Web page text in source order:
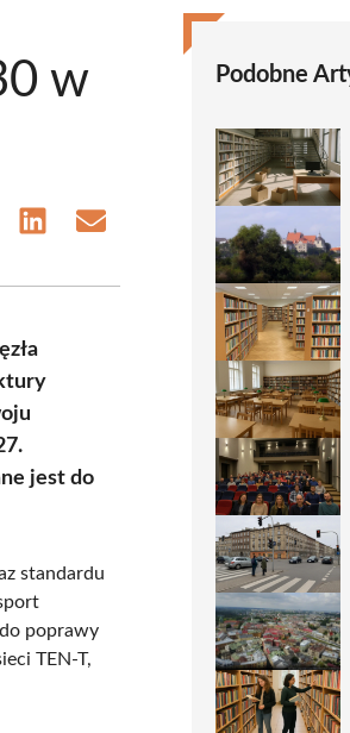
w
Share Share
jest do
standardu
poprawy
TEN-T,
Podobne